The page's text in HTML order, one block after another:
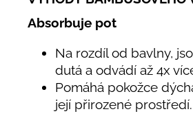
Absorbuje pot
Na rozdíl od bavlny,
dutá a odvádí až 4x
Pomáhá pokožce
její přirozené prostředí.